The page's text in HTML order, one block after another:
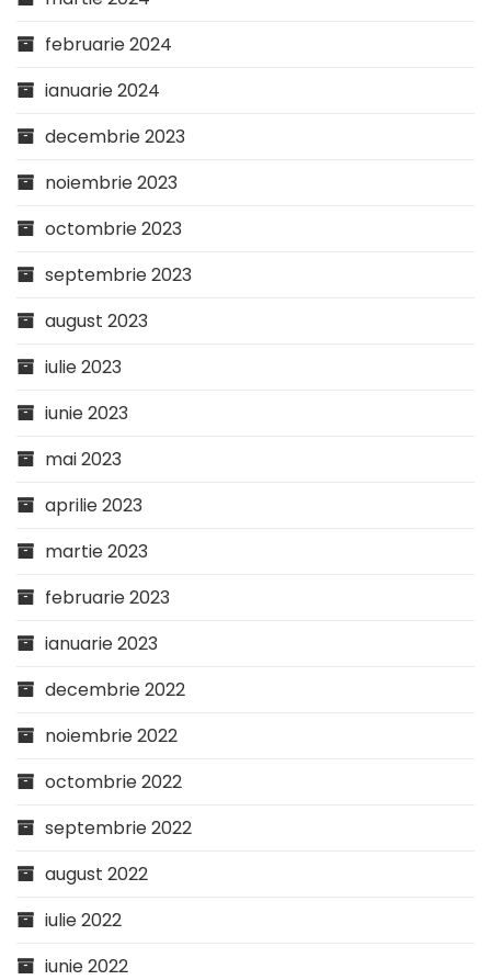
februarie 2024
ianuarie 2024
decembrie 2023
noiembrie 2023
octombrie 2023
septembrie 2023
august 2023
iulie 2023
iunie 2023
mai 2023
aprilie 2023
martie 2023
februarie 2023
ianuarie 2023
decembrie 2022
noiembrie 2022
octombrie 2022
septembrie 2022
august 2022
iulie 2022
iunie 2022